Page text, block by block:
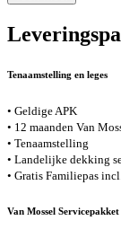
Tenaamstelling en leges
• Geldige APK
• 12 maanden Van
• Tenaamstelling
• Landelijke dekking
• Gratis Familiepas
Van Mossel Servicepakket